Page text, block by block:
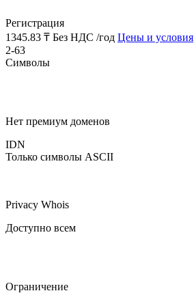
Регистрация
1345.83 ₸ Без НДС /год Цены и условия
2-63
Символы
Нет премиум доменов
IDN
Только символы ASCII
Privacy Whois
Доступно всем
Ограничение